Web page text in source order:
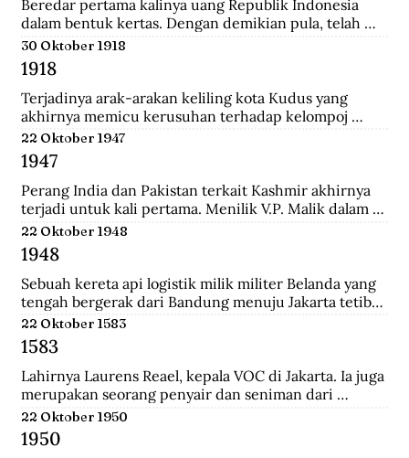
Presiden No.14 Tahun 1967 tentang perayaan
masyarakat Tionghoa.
Beredar pertama kalinya uang Republik Indonesia
dalam bentuk kertas. Dengan demikian pula, telah
diresmikan bahwa uang Jepang dan Javasche Bank
tidak berlaku lagi.
30 Oktober 1918
1918
Terjadinya arak-arakan keliling kota Kudus yang
akhirnya memicu kerusuhan terhadap kelompoj
Tionghoa disana.
22 Oktober 1947
1947
Perang India dan Pakistan terkait Kashmir akhirnya
terjadi untuk kali pertama. Menilik V.P. Malik dalam
Kargil from Surprise to Victory, Perang Indo-Pakistani
I itu membawa korban 1.104 jiwa di pihak India dan
6.000 di pihak Pakistan.
22 Oktober 1948
1948
Sebuah kereta api logistik milik militer Belanda yang
tengah bergerak dari Bandung menuju Jakarta tetiba
terguling di kawasan Bendul. Sejumlah penumpang
tewas seketika dan puluhan lainya mengalami luka-
luka.
22 Oktober 1583
1583
Lahirnya Laurens Reael, kepala VOC di Jakarta. Ia juga
merupakan seorang penyair dan seniman dari
Belanda.
22 Oktober 1950
1950